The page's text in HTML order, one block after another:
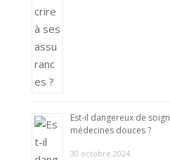
Est-il dangereux de
médecines douces ?
30 octobre 2024